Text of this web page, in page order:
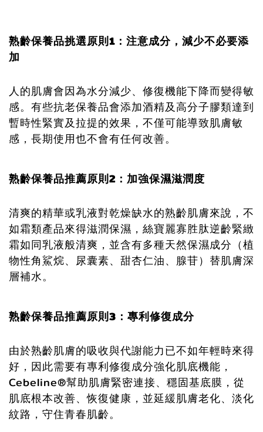
熟齡保養品挑選原則1： 注意成分，減少不必要添
加
人的肌膚會因為水分減少、修復機能下降而變得敏
感。有些抗老保養品會添加酒精及高分子膠類達到
暫時性緊實及拉提的效果，不僅可能導致肌膚敏
感，長期使用也不會有任何改善。
熟齡保養品推薦原則2： 加強保濕滋潤度
清爽的精華或乳液對乾燥缺水的熟齡肌膚來說，不
如霜類產品來得滋潤保濕，絲寶麗寡胜肽逆齡緊緻
霜如同乳液般清爽，並含有多種天然保濕成分（植
物性角鯊烷、尿囊素、甜杏仁油、腺苷）替肌膚深
層補水。
熟齡保養品推薦原則3： 專利修復成分
由於熟齡肌膚的吸收與代謝能力已不如年輕時來得
好，因此需要有專利修復成分強化肌底機能，
Cebeline®幫助肌膚緊密連接、穩固基底膜，從
肌底根本改善、恢復健康，並延緩肌膚老化、淡化
紋路，守住青春肌齡。